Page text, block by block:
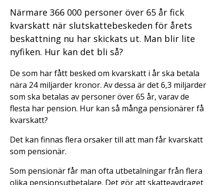
Närmare 366 000 personer över 65 år fick
kvarskatt när slutskattebeskeden för årets
beskattning nu har skickats ut. Man blir lite
nyfiken. Hur kan det bli så?
De som har fått besked om kvarskatt i år ska betala
nära 24 miljarder kronor. Av dessa är det 6,3 miljarder
som ska betalas av personer över 65 år, varav de
flesta har pension. Hur kan så många pensionärer få
kvarskatt?
Det kan finnas flera orsaker till att man får kvarskatt
som pensionär.
Som pensionär får man ofta utbetalningar från flera
olika pensionsutbetalare. Det gör att skatteavdraget